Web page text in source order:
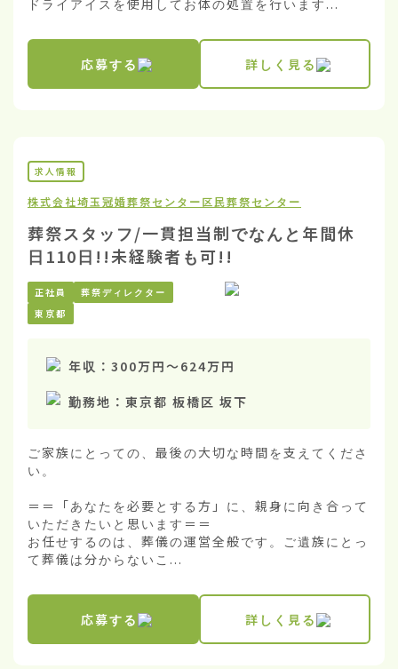
ドライアイスを使用してお体の処置を行います...
応募する 詳しく見る
求人情報
株式会社埼玉冠婚葬祭センター区民葬祭センター
葬祭スタッフ/一貫担当制でなんと年間休
日110日!!未経験者も可!!
正社員
葬祭ディレクター
東京都
年収： 300万円〜624万円
勤務地： 東京都 板橋区 坂下
ご家族にとっての、最後の大切な時間を支えてくださ
い。
＝＝「あなたを必要とする方」に、親身に向き合って
いただきたいと思います＝＝
お任せするのは、葬儀の運営全般です。ご遺族にとっ
て葬儀は分からないこ...
応募する 詳しく見る